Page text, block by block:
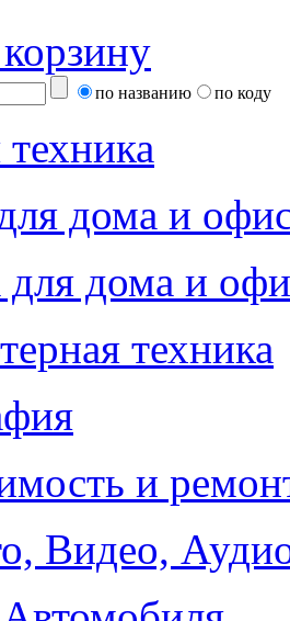
по названию по коду
дома и
для дома и
техника
и
Видео,